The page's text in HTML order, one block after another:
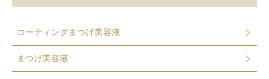
コーティングまつげ美容液
まつげ美容液